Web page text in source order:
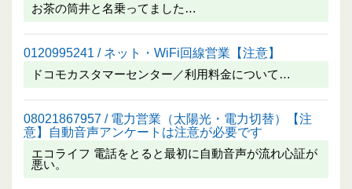
お茶の筒井と名乗ってました…
0120995241 / ネット・WiFi回線営業【注意】
ドコモカスタマーセンター／利用料金について…
08021867957 / 電力営業（太陽光・電力切替）【注
意】自動音声アンケートは注意が必要です
エコライフ 電話をとると最初に自動音声が流れ心証が
悪い。